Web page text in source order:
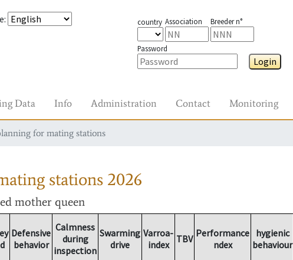
: country Association Breeder n°
Password
Login
Data Info Administration Contact Monitoring
for mating stations
stations 2026
mother queen
Defensive
behavior
Calmness
during
inspection
Swarming
drive
Varroa-
index
TBV Performance
ndex
hygienic
behaviour